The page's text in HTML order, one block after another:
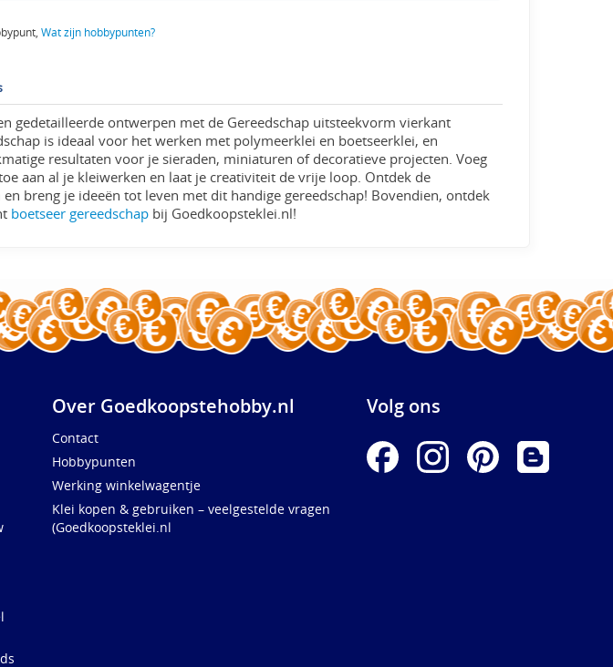
Wat zijn hobbypunten?
gedetailleerde ontwerpen met de Gereedschap uitsteekvorm vierkant
is ideaal voor het werken met polymeerklei en boetseerklei, en
resultaten voor je sieraden, miniaturen of decoratieve projecten. Voeg
aan al je kleiwerken en laat je creativiteit de vrije loop. Ontdek de
breng je ideeën tot leven met dit handige gereedschap! Bovendien, ontdek
boetseer gereedschap bij Goedkoopsteklei.nl!
Over Goedkoopstehobby.nl
Contact
Hobbypunten
Werking winkelwagentje
Klei kopen & gebruiken – veelgestelde vragen
(Goedkoopsteklei.nl
Volg ons